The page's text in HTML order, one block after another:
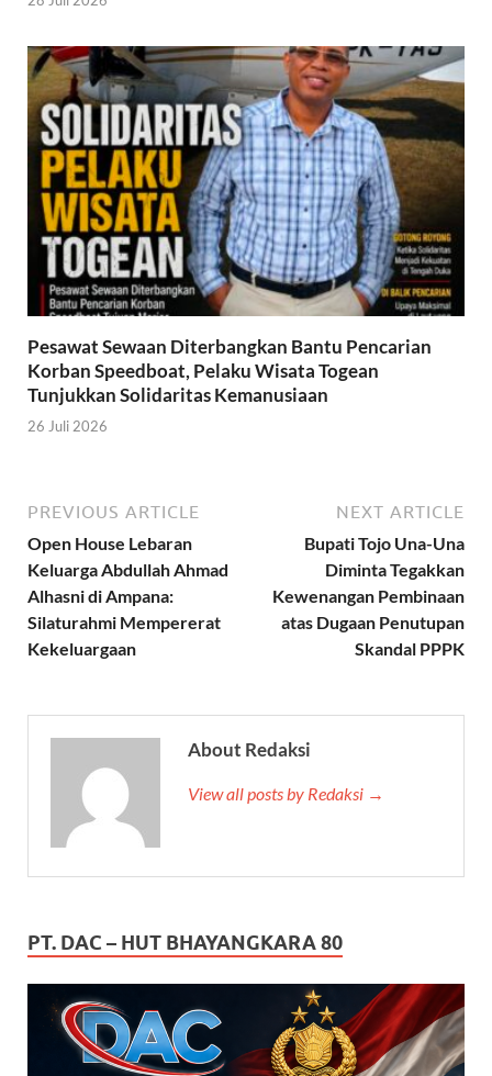
Pesawat Sewaan Diterbangkan Bantu Pencarian
Korban Speedboat, Pelaku Wisata Togean
Tunjukkan Solidaritas Kemanusiaan
26 Juli 2026
PREVIOUS ARTICLE
Open House Lebaran
Keluarga Abdullah Ahmad
Alhasni di Ampana:
Silaturahmi Mempererat
Kekeluargaan
NEXT ARTICLE
Bupati Tojo Una-Una
Diminta Tegakkan
Kewenangan Pembinaan
atas Dugaan Penutupan
Skandal PPPK
About Redaksi
View all posts by Redaksi →
PT. DAC – HUT BHAYANGKARA 80